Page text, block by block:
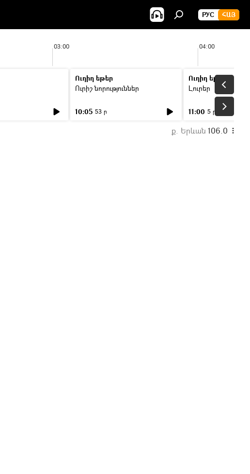
РУС ՀԱՅ
03:00 04:00
Ուղիղ եթեր
Ուրիշ նորություններ
10:05 53 ր
Ուղիղ եթեր
Լուրեր
11:00 5 ր
ք. Երևան 106.0